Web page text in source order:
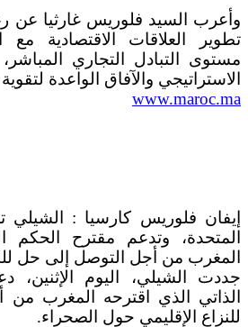
وأعرب السيد فلوريس غارثيا عن
تطوير العلاقات الاقتصادية
مستوى التبادل التجاري
الاستراتيجي والآفاق الواعدة
www.maroc.ma
إيفان فلوريس كارسيا : الشيلي
المتحدة، وتدعم مقترح الحكم
المغرب من أجل التوصل إلى حل
جددت الشيلي، اليوم
الذاتي الذي اقترحه المغرب
للنزاع الإقليمي حول الصحراء.